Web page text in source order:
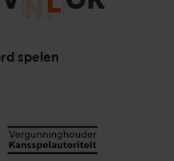
spelen